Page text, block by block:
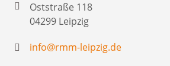
Oststraße 118
04299 Leipzig
info@rmm-leipzig.de